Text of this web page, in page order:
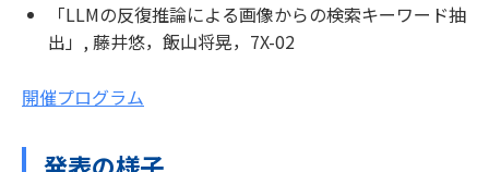
「LLMの反復推論による画像からの検索キーワード抽
出」, 藤井悠，飯山将晃，7X-02
開催プログラム